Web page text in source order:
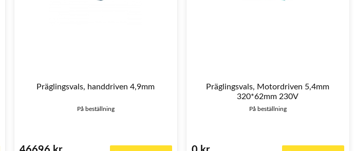
Präglingsvals, handdriven 4,9mm
På beställning
Präglingsvals, Motordriven 5,4mm
320*62mm 230V
På beställning